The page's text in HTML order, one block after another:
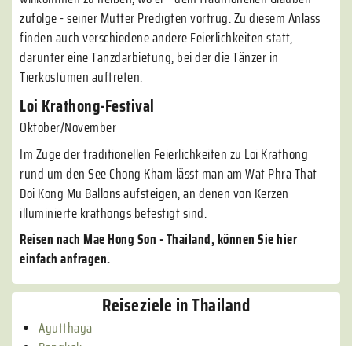
zufolge - seiner Mutter Predigten vortrug. Zu diesem Anlass
finden auch verschiedene andere Feierlichkeiten statt,
darunter eine Tanzdarbietung, bei der die Tänzer in
Tierkostümen auftreten.
Loi Krathong-Festival
Oktober/November
Im Zuge der traditionellen Feierlichkeiten zu Loi Krathong
rund um den See Chong Kham lässt man am Wat Phra That
Doi Kong Mu Ballons aufsteigen, an denen von Kerzen
illuminierte krathongs befestigt sind.
Reisen nach Mae Hong Son - Thailand, können Sie hier
einfach anfragen.
Reiseziele in Thailand
Ayutthaya